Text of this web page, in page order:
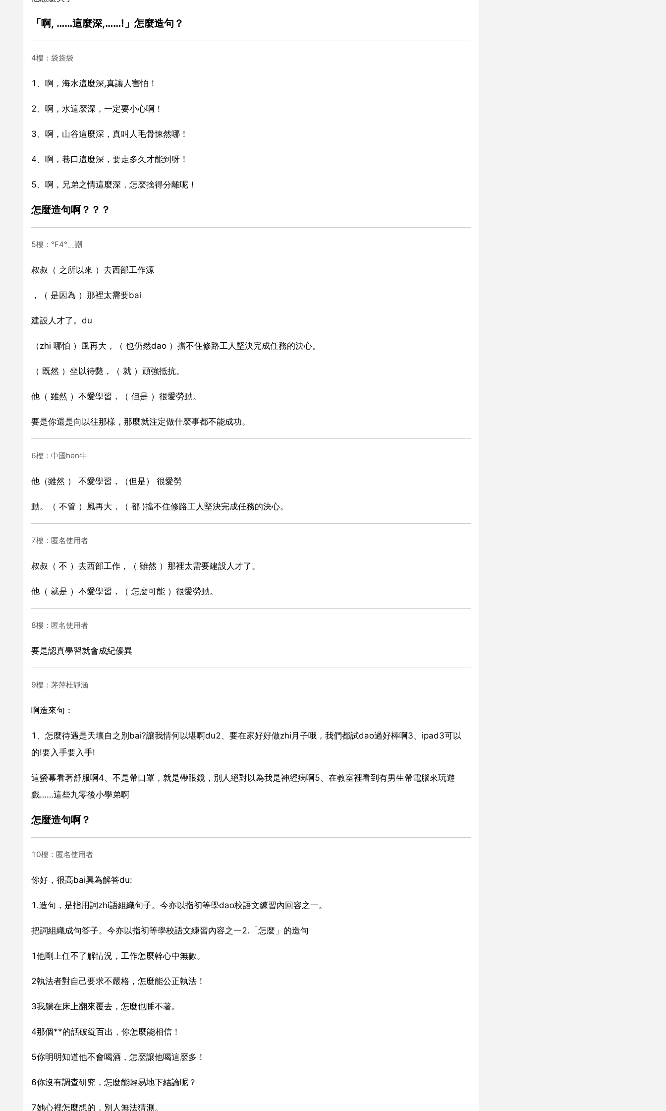
「啊, ……這麼深,……!」怎麼造句？
4樓：袋袋袋
1、啊，海水這麼深,真讓人害怕！
2、啊，水這麼深，一定要小心啊！
3、啊，山谷這麼深，真叫人毛骨悚然哪！
4、啊，巷口這麼深，要走多久才能到呀！
5、啊，兄弟之情這麼深，怎麼捨得分離呢！
怎麼造句啊？？？
5樓：℉4°﹎謿
叔叔（ 之所以來 ）去西部工作源
，（ 是因為 ）那裡太需要bai
建設人才了。du
（zhi 哪怕 ）風再大，（ 也仍然dao ）擋不住修路工人堅決完成任務的決心。
（ 既然 ）坐以待斃，（ 就 ）頑強抵抗。
他（ 雖然 ）不愛學習，（ 但是 ）很愛勞動。
要是你還是向以往那樣，那麼就注定做什麼事都不能成功。
6樓：中國hen牛
他（雖然 ） 不愛學習，（但是） 很愛勞
動。（ 不管 ）風再大，（ 都 )擋不住修路工人堅決完成任務的決心。
7樓：匿名使用者
叔叔（ 不 ）去西部工作，（ 雖然 ）那裡太需要建設人才了。
他（ 就是 ）不愛學習，（ 怎麼可能 ）很愛勞動。
8樓：匿名使用者
要是認真學習就會成紀優異
9樓：茅萍杜靜涵
啊造來句：
1、怎麼待遇是天壤自之別bai?讓我情何以堪啊du2、要在家好好做zhi月子哦，我們都試dao過好棒啊3、ipad3可以
的!要入手要入手!
這螢幕看著舒服啊4、不是帶口罩，就是帶眼鏡，別人絕對以為我是神經病啊5、在教室裡看到有男生帶電腦來玩遊
戲……這些九零後小學弟啊
怎麼造句啊？
10樓：匿名使用者
你好，很高bai興為解答du:
1.造句，是指用詞zhi語組織句子。今亦以指初等學dao校語文練習內回容之一。
把詞組織成句答子。今亦以指初等學校語文練習內容之一2.「怎麼」的造句
1他剛上任不了解情況，工作怎麼幹心中無數。
2執法者對自己要求不嚴格，怎麼能公正執法！
3我躺在床上翻來覆去，怎麼也睡不著。
4那個**的話破綻百出，你怎麼能相信！
5你明明知道他不會喝酒，怎麼讓他喝這麼多！
6你沒有調查研究，怎麼能輕易地下結論呢？
7她心裡怎麼想的，別人無法猜測。